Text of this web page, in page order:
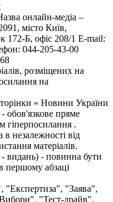
онлайн-медіа –
місто Київ,
Б, офіс 208/1 E-mail:
044-205-43-00
розміщених на
на
« Новини України
- обов'язкове пряме
гіперпосилання .
незалежності від
матеріалів.
- видань) - повинна бути
першому абзаці
"Заява",
"Тест-драйв",